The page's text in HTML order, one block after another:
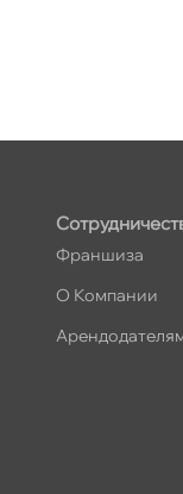
Франшиза
О Компании